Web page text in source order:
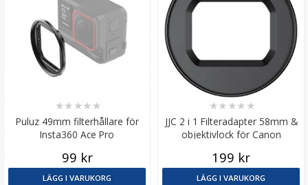
Puluz 49mm filterhållare för
Insta360 Ace Pro
★★ ★★ ★
99 kr
LÄGG I VARUKORG
JJC 2 i 1 Filteradapter 58mm &
objektivlock för Canon
★★ ★★ ★
199 kr
LÄGG I VARUKORG